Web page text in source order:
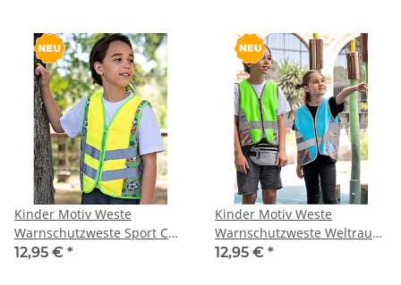
Kinder Motiv Weste
Warnschutzweste Sport CO²
Neutral hergestellt
12,95 € *
Kinder Motiv Weste
Warnschutzweste Weltraum
CO² Neutral hergestellt
12,95 € *